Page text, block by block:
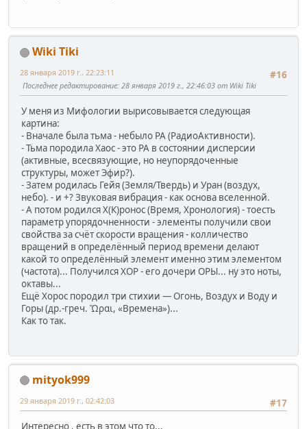
Wiki Tiki
#16
28 января 2019 г., 22:23:11
Последнее редактирование: 28 января 2019 г., 22:46:03 от Wiki Tiki
У меня из Мифологии вырисовывается следующая
картина:
- Вначале была тьма - небыло РА (РадиоАктивности).
- Тьма породила Хаос - это РА в состоянии дисперсии
(активные, всесвязующие, но неупорядоченные
структуры, может Эфир?).
- Затем родилась Гейя (Земля/Твердь) и Уран (воздух,
небо). - и +? Звуковая вибрация - как основа вселенной.
- А потом родился Х(К)ронос (Время, Хронология) - тоесть
параметр упорядочненности - элементы получили свои
свойства за счёт скорости вращения - колличество
вращений в определённый период времени делают
какой то определённый элемент именно этим элементом
(частота)... Получился ХОР - его дочери ОРЫ... ну это ноты,
октавы...
Ещё Хорос породил три стихии — Огонь, Воздух и Воду и
Горы (др.-греч. Ὥραι, «Времена»)...
Как то так.
mityok999
#17
29 января 2019 г., 02:42:03
Интересно , есть в этом что то...